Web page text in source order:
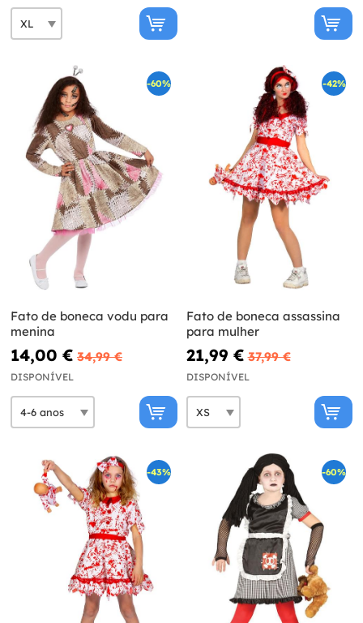
-60%
Fato de boneca vodu para
menina
14,00 € 34,99 €
DISPONÍVEL
-42%
Fato de boneca assassina
para mulher
21,99 € 37,99 €
DISPONÍVEL
-43% -60%